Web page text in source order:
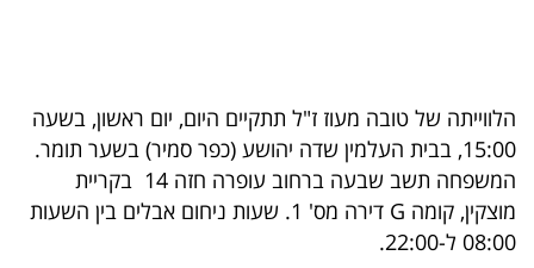
הכלכלי
פודקאסט
40
הלווייתה של טובה מעוז ז"ל תתקיים היום, יום ראשון, בשעה
15:00, בבית העלמין שדה יהושע (כפר סמיר) בשער תומר.
המשפחה תשב שבעה ברחוב עופרה חזה 14 בקריית
מוצקין, קומה G דירה מס' 1. שעות ניחום אבלים בין השעות
08:00 ל-22:00.